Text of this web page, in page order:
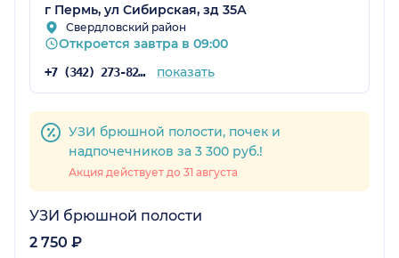
г Пермь, ул Сибирская, зд 35А
Свердловский район
Откроется завтра в 09:00
+7 (342) 273-82-39 показать
УЗИ брюшной полости, почек и
надпочечников за 3 300 руб.!
Акция действует до 31 августа
УЗИ брюшной полости
2 750 ₽